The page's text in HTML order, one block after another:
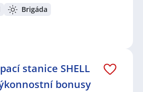
Brigáda
stanice SHELL
bonusy